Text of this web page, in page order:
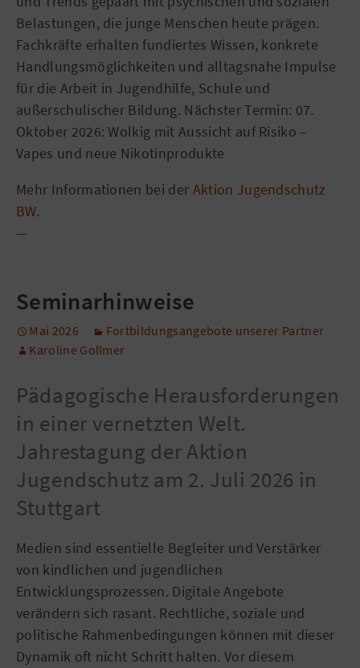
Belastungen, die junge Menschen heute prägen.
Fachkräfte erhalten fundiertes Wissen, konkrete
Handlungsmöglichkeiten und alltagsnahe Impulse
für die Arbeit in Jugendhilfe, Schule und
außerschulischer Bildung. Nächster Termin: 07.
Oktober 2026: Wolkig mit Aussicht auf Risiko –
Vapes und neue Nikotinprodukte
Mehr Informationen bei der Aktion Jugendschutz
BW.
—
Seminarhinweise
Mai 2026
Fortbildungsangebote unserer Partner
Karoline Gollmer
Pädagogische Herausforderungen
in einer vernetzten Welt.
Jahrestagung der Aktion
Jugendschutz am 2. Juli 2026 in
Stuttgart
Medien sind essentielle Begleiter und Verstärker
von kindlichen und jugendlichen
Entwicklungsprozessen. Digitale Angebote
verändern sich rasant. Rechtliche, soziale und
politische Rahmenbedingungen können mit dieser
Dynamik oft nicht Schritt halten. Vor diesem